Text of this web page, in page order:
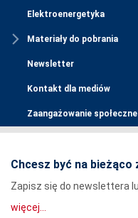
Elektroenergetyka
Materiały do pobrania
Newsletter
Kontakt dla mediów
Zaangażowanie społeczne
Chcesz być na
Zapisz się do newslettera
więcej...